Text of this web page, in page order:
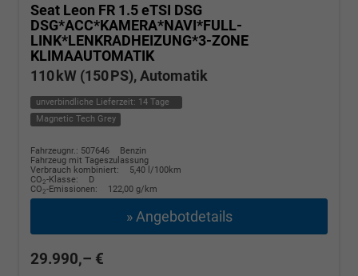
Seat Leon FR 1.5 eTSI DSG
DSG*ACC*KAMERA*NAVI*FULL-
LINK*LENKRADHEIZUNG*3-ZONE
KLIMAAUTOMATIK
110 kW (150 PS), Automatik
unverbindliche Lieferzeit: 14 Tage
Magnetic Tech Grey
Fahrzeugnr.: 507646
Benzin
Fahrzeug mit Tageszulassung
Verbrauch kombiniert:
5,40 l/100km
CO2-Klasse:
D
CO2-Emissionen: 122,00 g/km
» Angebotdetails
29.990,– €